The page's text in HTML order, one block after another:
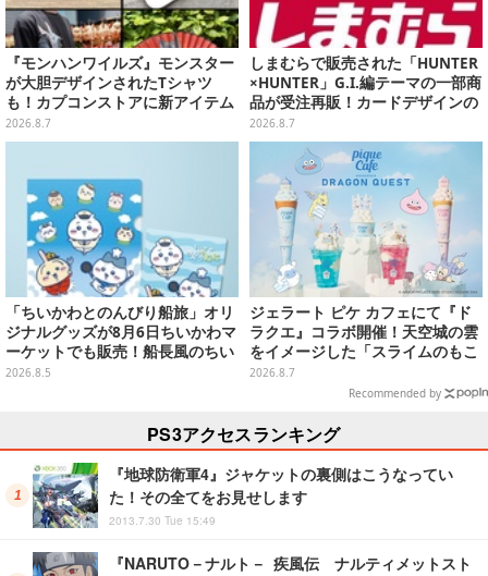
『モンハンワイルズ』モンスター
が大胆デザインされたTシャツ
も！カプコンストアに新アイテム
が続々登場
2026.8.7
しまむらで販売された「HUNTER
×HUNTER」G.I.編テーマの一部商
品が受注再販！カードデザインの
キーホルダーや、キルアたちのセ
リフ付ソックスなど
2026.8.7
「ちいかわとのんびり船旅」オリ
ジナルグッズが8月6日ちいかわマ
ーケットでも販売！船長風のちい
かわやセイレーンたちをデザイン
2026.8.5
ジェラート ピケ カフェにて『ド
ラクエ』コラボ開催！天空城の雲
をイメージした「スライムのもこ
もこ天空クレープ」などを提供
2026.8.7
Recommended by
PS3アクセスランキング
『地球防衛軍4』ジャケットの裏側はこうなってい
た！その全てをお見せします
2013.7.30 Tue 15:49
『NARUTO－ナルト－ 疾風伝 ナルティメットスト